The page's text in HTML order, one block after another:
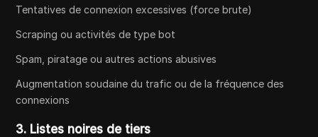
Tentatives de connexion excessives (force brute)
Scraping ou activités de type bot
Spam, piratage ou autres actions abusives
Augmentation soudaine du trafic ou de la fréquence des
connexions
3. Listes noires de tiers